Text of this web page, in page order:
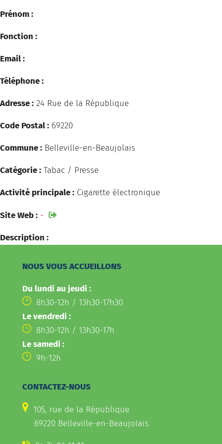
Prénom :
Fonction :
Email :
Téléphone :
Adresse : 24 Rue de la République
Code Postal : 69220
Commune : Belleville-en-Beaujolais
Catégorie : Tabac / Presse
Activité principale : Cigarette électronique
Site Web : -
Description :
NOUS VOUS ACCUEILLONS
Du lundi au jeudi :
8h30-12h / 13h30-17h30
Le vendredi :
8h30-12h / 13h30-17h
Le samedi :
9h-12h
CONTACTEZ-NOUS
105, rue de la République
69220 Belleville-en-Beaujolais